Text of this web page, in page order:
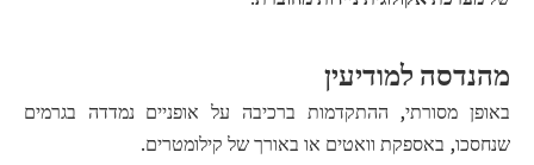
מהנדסה למודיעין
באופן מסורתי, ההתקדמות ברכיבה על אופניים נמדדה בגרמים
שנחסכו, באספקת וואטים או באורך של קילומטרים.